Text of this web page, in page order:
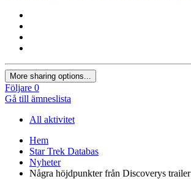
More sharing options...
Följare 0
Gå till ämneslista
All aktivitet
Hem
Star Trek Databas
Nyheter
Några höjdpunkter från Discoverys trailer